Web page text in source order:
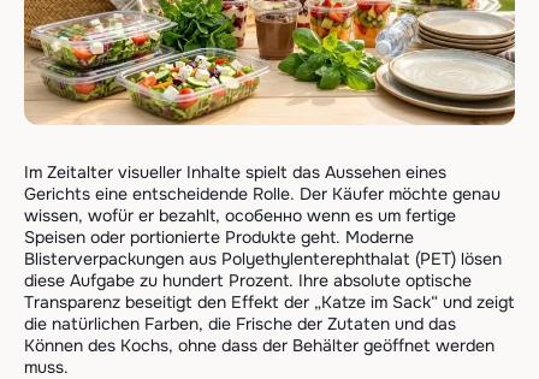
Im Zeitalter visueller Inhalte spielt das Aussehen eines
Gerichts eine entscheidende Rolle. Der Käufer möchte genau
wissen, wofür er bezahlt, особенно wenn es um fertige
Speisen oder portionierte Produkte geht. Moderne
Blisterverpackungen aus Polyethylenterephthalat (PET) lösen
diese Aufgabe zu hundert Prozent. Ihre absolute optische
Transparenz beseitigt den Effekt der „Katze im Sack“ und zeigt
die natürlichen Farben, die Frische der Zutaten und das
Können des Kochs, ohne dass der Behälter geöffnet werden
muss.